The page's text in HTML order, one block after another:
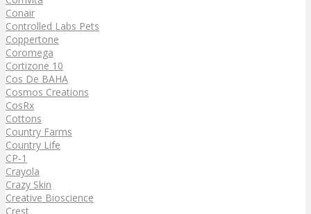
Conair
Controlled Labs Pets
Coppertone
Coromega
Cortizone 10
Cos De BAHA
Cosmos Creations
CosRx
Cottons
Country Farms
Country Life
CP-1
Crayola
Crazy Skin
Creative Bioscience
Crest